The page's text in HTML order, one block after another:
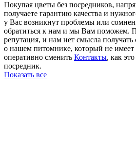
Покупая цветы без посредников,
получаете гарантию качества и
у Вас возникнут проблемы или
обратиться к нам и мы Вам поможем.
репутация, и нам нет смысла
о нашем питомнике, который не имеет
оперативно сменить Контакты, как
посредник.
Показать все